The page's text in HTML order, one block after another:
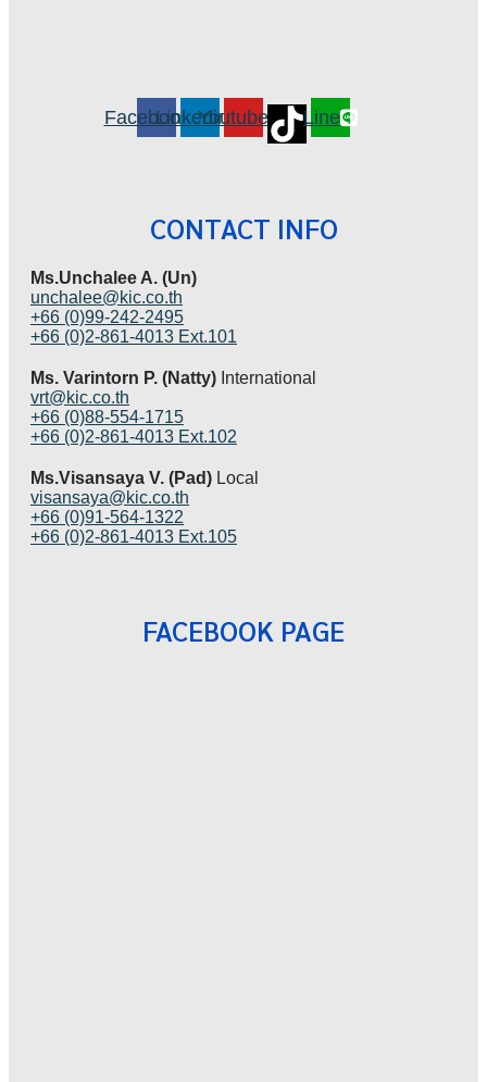
FacebookLinkedinYoutube Line
CONTACT INFO
Ms.Unchalee A. (Un)
unchalee@kic.co.th
+66 (0)99-242-2495
+66 (0)2-861-4013 Ext.101
Ms. Varintorn P. (Natty) International
vrt@kic.co.th
+66 (0)88-554-1715
+66 (0)2-861-4013 Ext.102
Ms.Visansaya V. (Pad) Local
visansaya@kic.co.th
+66 (0)91-564-1322
+66 (0)2-861-4013 Ext.105
FACEBOOK PAGE